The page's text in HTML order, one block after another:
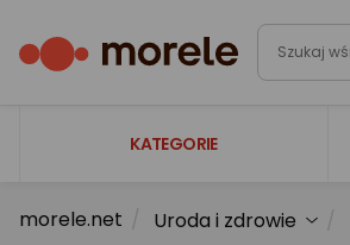
KATEGORIE
Laptopy
morele.net Uroda i zdrowie